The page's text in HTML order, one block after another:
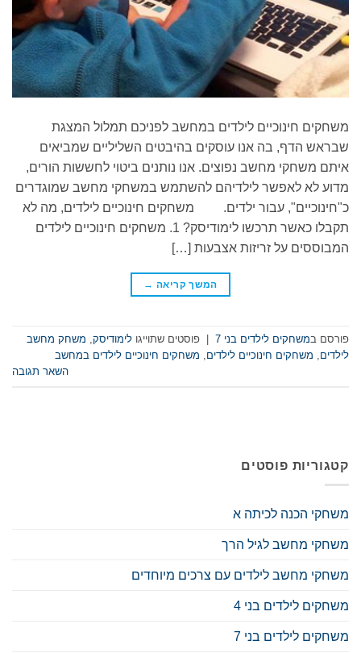
משחקים חינוכיים לילדים במחשב לפניכם תמלול המצגת
שבראש הדף, בה אנו עוסקים בהיבטים השליליים שמביאים
איתם משחקי מחשב נפוצים. אנו נותנים ביטוי לחששות הורים,
מדוע לא לאפשר לילדיהם להשתמש במשחקי מחשב שמוגדרים
כ"חינוכיים", עבור ילדים. משחקים חינוכיים לילדים, מה לא
תקבלו כאשר תרכשו לימודיסק? 1. משחקים חינוכיים לילדים
המבוססים על זריזות אצבעות […]
המשך קריאה →
פורסם במשחקים לילדים בני 7 פוסטים שתוייגו לימודיסק, משחק מחשב
לילדים, משחקים חינוכיים לילדים, משחקים חינוכיים לילדים במחשב
השאר תגובה
קטגוריות פוסטים
משחקי הכנה לכיתה א
משחקי מחשב לגיל הרך
משחקי מחשב לילדים עם צרכים מיוחדים
משחקים לילדים בני 4
משחקים לילדים בני 7